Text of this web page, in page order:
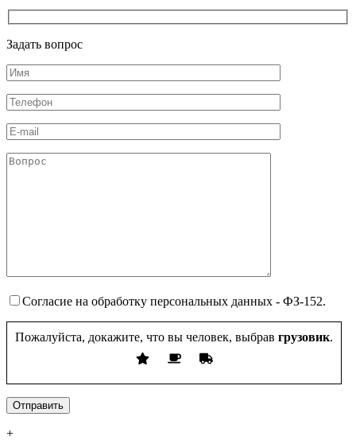
Задать вопрос
Согласие на обработку персональных данных - ФЗ-152.
Пожалуйста, докажите, что вы человек, выбрав грузовик.
+